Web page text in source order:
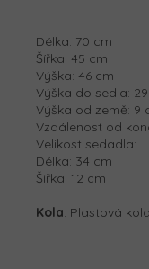
Délka: 70 cm
Šířka: 45 cm
Výška: 46 cm
Výška do sedla:
Výška od země: 9
Vzdálenost od
Velikost sedadla:
Délka: 34 cm
Šířka: 12 cm
Kola: Plastová